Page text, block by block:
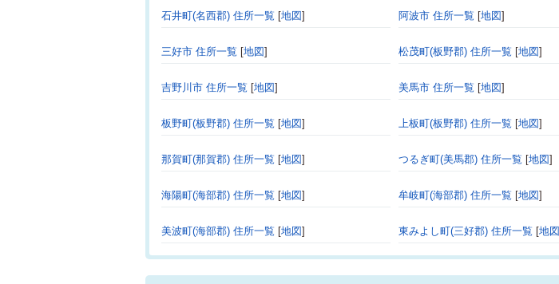
石井町(名西郡) 住所一覧 [地図] 阿波市 住所一覧 [地図]
三好市 住所一覧 [地図] 松茂町(板野郡) 住所一覧 [地図]
吉野川市 住所一覧 [地図] 美馬市 住所一覧 [地図]
板野町(板野郡) 住所一覧 [地図] 上板町(板野郡) 住所一覧 [地図]
那賀町(那賀郡) 住所一覧 [地図] つるぎ町(美馬郡) 住所一覧 [地図]
海陽町(海部郡) 住所一覧 [地図] 牟岐町(海部郡) 住所一覧 [地図]
美波町(海部郡) 住所一覧 [地図] 東みよし町(三好郡) 住所一覧 [地図